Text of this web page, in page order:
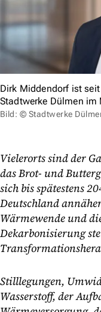
Dirk Middendorf ist
Stadtwerke Dülmen
Bild: © Stadtwerke
Vielerorts sind der
das Brot- und
sich bis spätestens
Deutschland
Wärmewende und
Dekarbonisierung
Stilllegungen,
Wasserstoff, der